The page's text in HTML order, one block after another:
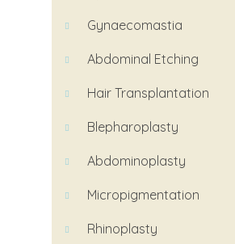
Gynaecomastia
Abdominal Etching
Hair Transplantation
Blepharoplasty
Abdominoplasty
Micropigmentation
Rhinoplasty